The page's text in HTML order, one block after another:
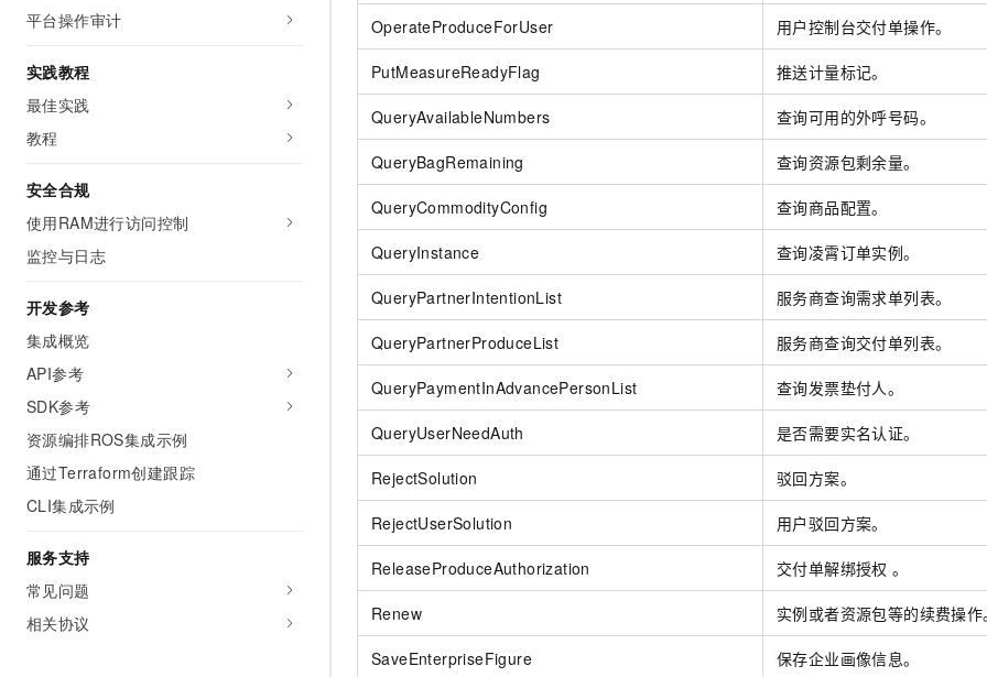
平台操作审计
实践教程
最佳实践
教程
安全合规
使用RAM进行访问控制
监控与日志
开发参考
集成概览
API参考
SDK参考
资源编排ROS集成示例
通过Terraform创建跟踪
CLI集成示例
服务支持
常见问题
相关协议
OperateProduceForUser 用户控制台交付单操作。
PutMeasureReadyFlag 推送计量标记。
QueryAvailableNumbers 查询可用的外呼号码。
QueryBagRemaining 查询资源包剩余量。
QueryCommodityConfig 查询商品配置。
QueryInstance 查询凌霄订单实例。
QueryPartnerIntentionList 服务商查询需求单列表。
QueryPartnerProduceList 服务商查询交付单列表。
QueryPaymentInAdvancePersonList 查询发票垫付人。
QueryUserNeedAuth 是否需要实名认证。
RejectSolution 驳回方案。
RejectUserSolution 用户驳回方案。
ReleaseProduceAuthorization 交付单解绑授权 。
Renew 实例或者资源包等的续费操作
SaveEnterpriseFigure 保存企业画像信息。